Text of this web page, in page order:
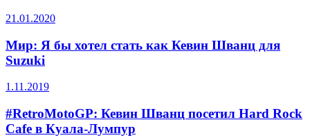
21.01.2020
Мир: Я бы хотел стать как Кевин Шванц для
Suzuki
1.11.2019
#RetroMotoGP: Кевин Шванц посетил Hard Rock
Cafe в Куала-Лумпур